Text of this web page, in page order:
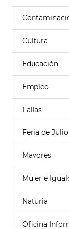
Cultura
Educación
Empleo
Fallas
Feria de Julio
Mayores
Mujer e
Naturia
Oficina